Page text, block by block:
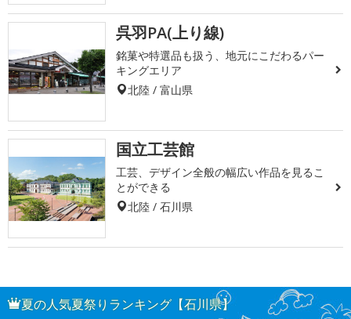
呉羽PA(上り線)
銘菓や特選品も扱う、地元にこだわるパー
キングエリア
北陸 / 富山県
国立工芸館
工芸、デザイン全般の幅広い作品を見るこ
とができる
北陸 / 石川県
夏の人気夏祭りランキング【石川県】